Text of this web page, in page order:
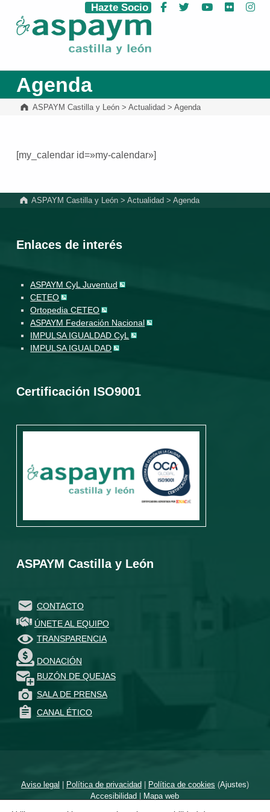
ASPAYM Castilla y León
Hazte Socio Facebook
Twitter YouTube
Flickr
Agenda
ASPAYM Castilla y León> Actualidad > Agenda
[my_calendar id=»my-calendar»]
ASPAYM Castilla y León >Actualidad >Agenda
Enlaces de interés
ASPAYM CyL Juventud
CETEO
Ortopedia CETEO
ASPAYM Federación Nacional
IMPULSA IGUALDAD CyL
IMPULSA IGUALDAD
Certificación ISO9001
ASPAYM Castilla y León
CONTACTO
ÚNETE AL EQUIPO
TRANSPARENCIA
DONACIÓN
BUZÓN DE QUEJAS
SALA DE PRENSA
CANAL ÉTICO
Aviso legal | Política de privacidad| Política de cookies (Ajustes)
Accesibilidad | Mapa web